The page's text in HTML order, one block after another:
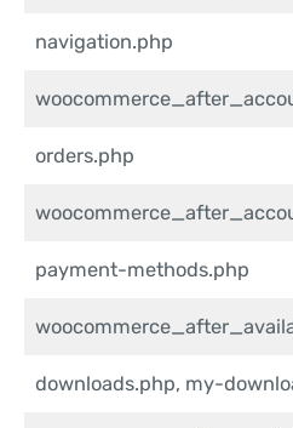
navigation.php
orders.php
payment-methods.php
downloads.php, my-